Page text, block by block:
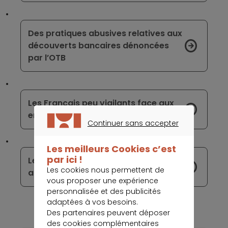
Des pratiques abusives relatives aux
découverts bancaires dénoncées
par l’OTB
Les Français peu vigilants face aux
enjeux de la cybersécurité
Le paiement mobile : une révolution
accessible à tous
Continuer sans accepter
Les meilleurs Cookies c’est
par ici !
Les cookies nous permettent de
vous proposer une expérience
personnalisée et des publicités
adaptées à vos besoins.
Des partenaires peuvent déposer
des cookies complémentaires